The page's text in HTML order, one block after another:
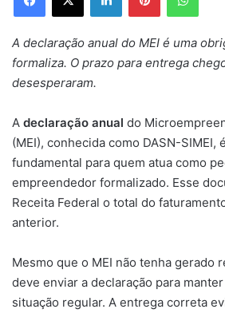
A declaração anual do MEI é uma
formaliza. O prazo para entrega
desesperaram.
A declaração anual do
(MEI), conhecida como DASN-SIMEI,
fundamental para quem atua como
empreendedor formalizado. Esse
Receita Federal o total do
anterior.
Mesmo que o MEI não tenha gerado
deve enviar a declaração para
situação regular. A entrega correta